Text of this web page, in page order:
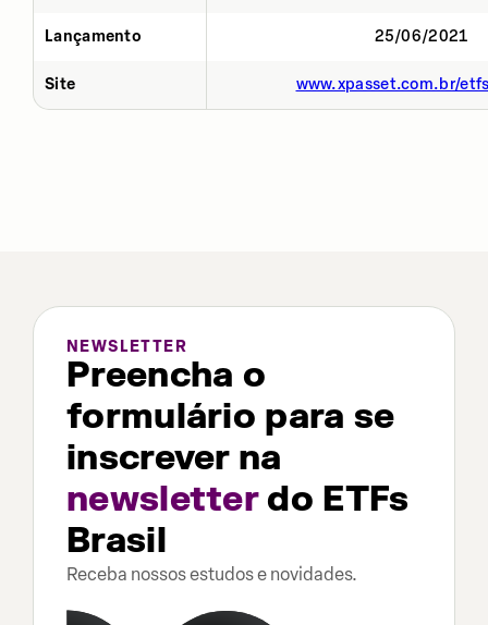
Lançamento 25/06/2021
Site www.xpasset.com.br/
NEWSLETTER
Preencha o
formulário para se
inscrever na
newsletterdo ETFs
Brasil
Receba nossos estudos e novidades.